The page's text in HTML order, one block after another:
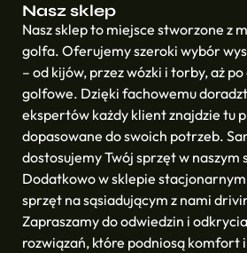
Nasz sklep
Nasz sklep to miejsce stworzone z
golfa. Oferujemy szeroki wybór
– od kijów, przez wózki i torby, aż
golfowe. Dzięki fachowemu
ekspertów każdy klient znajdzie tu
dopasowane do swoich potrzeb.
dostosujemy Twój sprzęt w naszym
Dodatkowo w sklepie
sprzęt na sąsiadującym z nami
Zapraszamy do odwiedzin i
rozwiązań, które podniosą komfort